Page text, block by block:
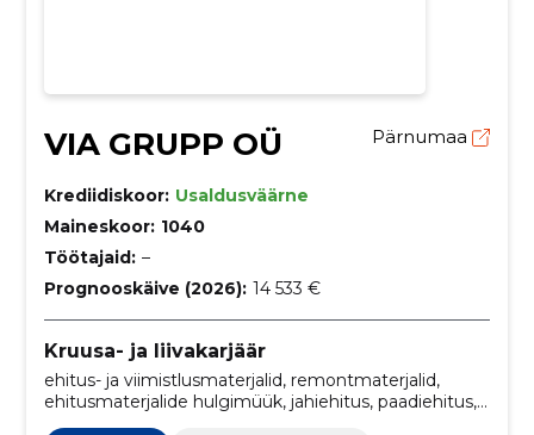
VIA GRUPP OÜ Pärnumaa
Krediidiskoor: Usaldusväärne
Maineskoor: 1040
Töötajaid: –
Prognooskäive (2026): 14 533 €
Kruusa- ja liivakarjäär
ehitus- ja viimistlusmaterjalid, remontmaterjalid,
ehitusmaterjalide hulgimüük, jahiehitus, paadiehitus,
ehitus ja kinnisvara